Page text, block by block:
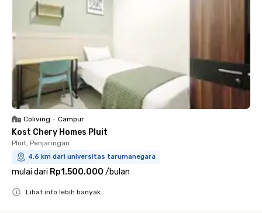
Coliving • Campur
Kost Chery Homes Pluit
Pluit, Penjaringan
4.6 km dari universitas tarumanegara
mulai dari Rp1.500.000 /bulan
Lihat info lebih banyak